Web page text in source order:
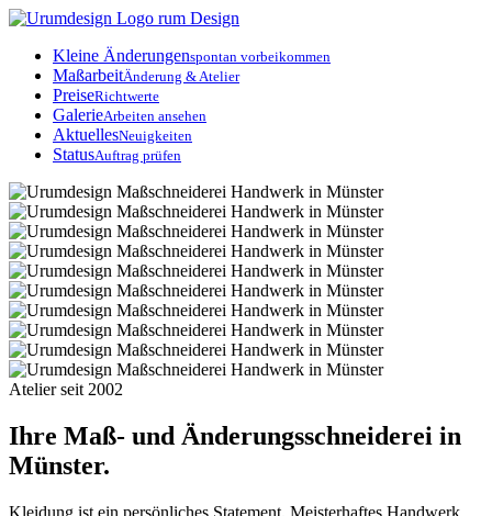
rum Design
Kleine Änderungenspontan vorbeikommen
MaßarbeitÄnderung & Atelier
PreiseRichtwerte
GalerieArbeiten ansehen
AktuellesNeuigkeiten
StatusAuftrag prüfen
Atelier seit 2002
Ihre Maß- und Änderungsschneiderei in
Münster.
Kleidung ist ein persönliches Statement. Meisterhaftes Handwerk